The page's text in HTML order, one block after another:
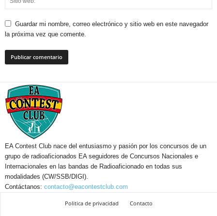
Guardar mi nombre, correo electrónico y sitio web en este navegador
la próxima vez que comente.
EA Contest Club nace del entusiasmo y pasión por los concursos de un
grupo de radioaficionados EA seguidores de Concursos Nacionales e
Internacionales en las bandas de Radioaficionado en todas sus
modalidades (CW/SSB/DIGI).
Contáctanos: contacto@eacontestclub.com
Politica de privacidad
Contacto